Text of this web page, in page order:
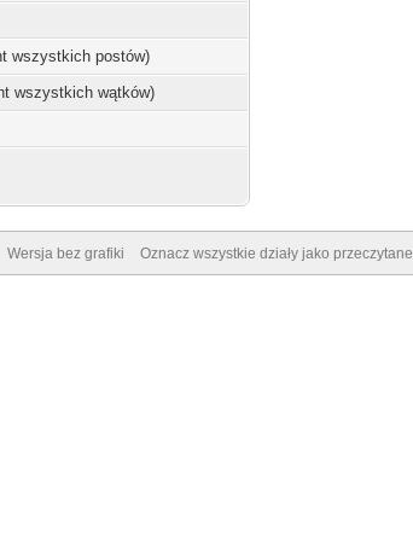
wszystkich postów)
wszystkich wątków)
Wersja bez grafiki Oznacz wszystkie działy jako przeczytane